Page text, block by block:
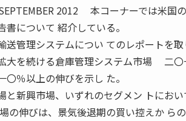
2012 本コーナーでは米国の
書について 紹介している。
送管理システムについ てのレポートを取
大を続ける倉庫管理システム市場 二
〇％以上の伸びを示し た。
と新興市場、いずれのセグメン トにおい
の伸びは、景気後退期の買い控えか ら